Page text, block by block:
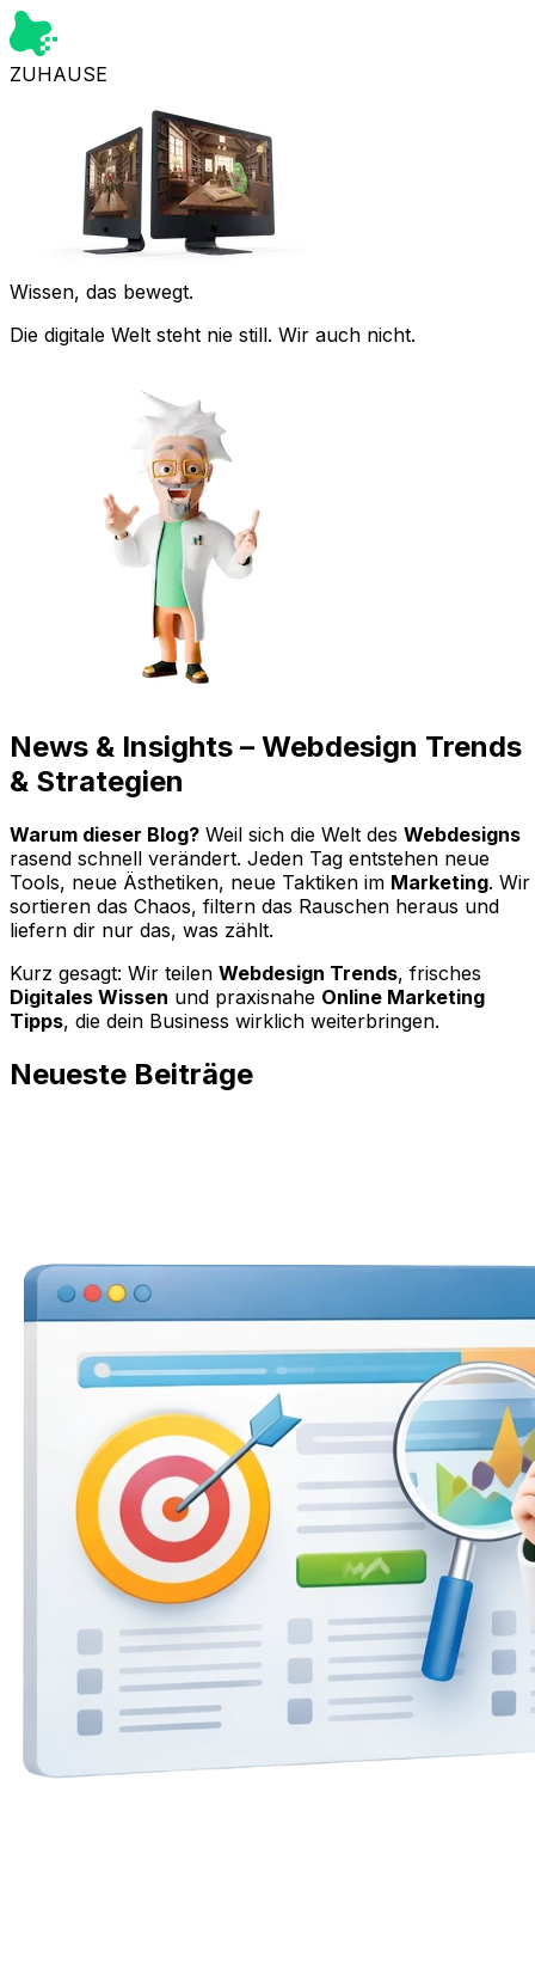
ZUHAUSE
Wissen, das bewegt.
Die digitale Welt steht nie still. Wir auch nicht.
News & Insights – Webdesign Trends
& Strategien
Warum dieser Blog? Weil sich die Welt des Webdesigns
rasend schnell verändert. Jeden Tag entstehen neue
Tools, neue Ästhetiken, neue Taktiken im Marketing. Wir
sortieren das Chaos, filtern das Rauschen heraus und
liefern dir nur das, was zählt.
Kurz gesagt: Wir teilen Webdesign Trends, frisches
Digitales Wissen und praxisnahe Online Marketing
Tipps, die dein Business wirklich weiterbringen.
Neueste Beiträge